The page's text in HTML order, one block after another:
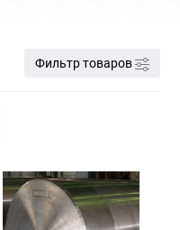
Фильтр товаров